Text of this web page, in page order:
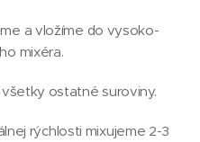
a vložíme do vysoko-
mixéra.
ostatné suroviny.
rýchlosti mixujeme 2-3